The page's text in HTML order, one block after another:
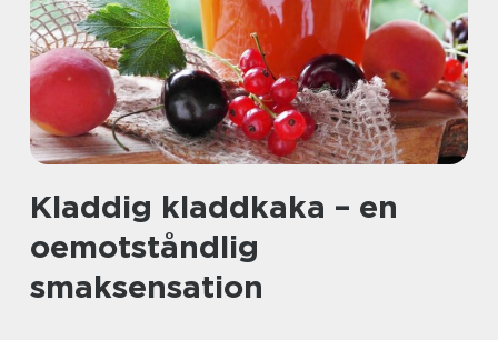
Kladdig kladdkaka – en
oemotståndlig
smaksensation